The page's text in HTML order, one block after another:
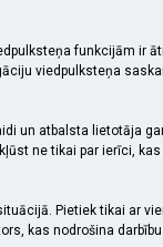
funkcijām ir
viedpulksteņa
un atbalsta lietotāja
ne tikai par ierīci,
Pietiek tikai ar
kas nodrošina